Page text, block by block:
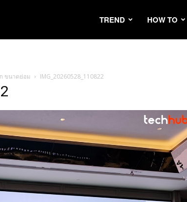
TREND HOW TO
ขนาดย่อม IMG_20260528_110822